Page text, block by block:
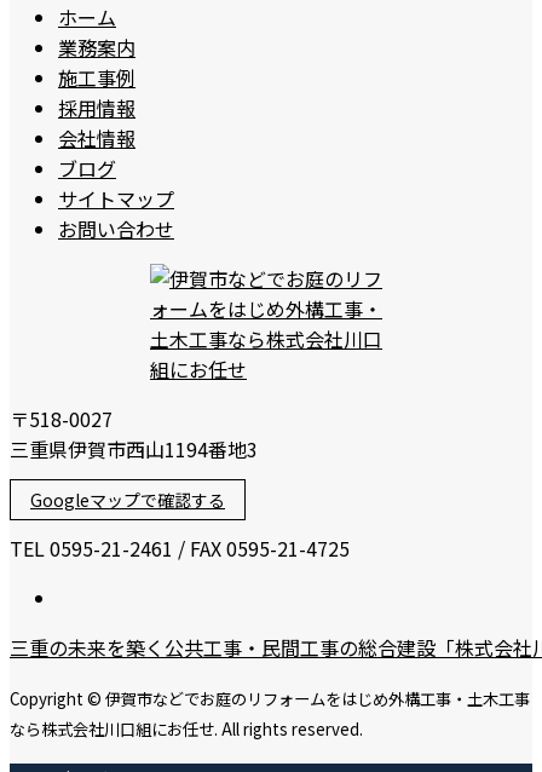
ホーム
業務案内
施工事例
採用情報
会社情報
ブログ
サイトマップ
お問い合わせ
〒518-0027
三重県伊賀市西山1194番地3
Googleマップで確認する
TEL 0595-21-2461 / FAX 0595-21-4725
三重の未来を築く公共工事・民間工事の総合建設「株式会社
Copyright © 伊賀市などでお庭のリフォームをはじめ外構工事・土木工事
なら株式会社川口組にお任せ. All rights reserved.